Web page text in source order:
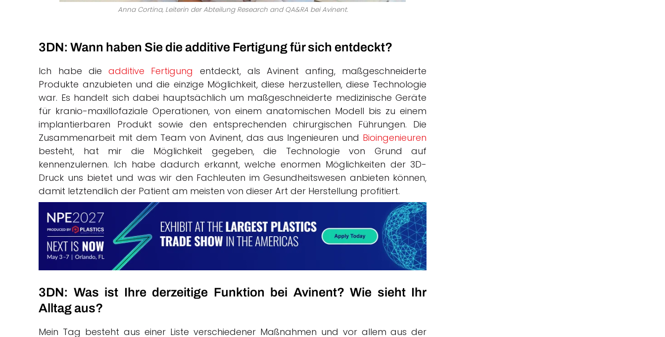
Anna Cortina, Leiterin der Abteilung Research and QA&RA bei Avinent.
3DN: Wann haben Sie die additive Fertigung für sich entdeckt?
Ich habe dieadditive Fertigung entdeckt, als Avinent anfing, maßgeschneiderte
Produkte anzubieten und die einzige Möglichkeit, diese herzustellen, diese Technologie
war. Es handelt sich dabei hauptsächlich um maßgeschneiderte medizinische Geräte
für kranio-maxillofaziale Operationen, von einem anatomischen Modell bis zu einem
implantierbaren Produkt sowie den entsprechenden chirurgischen Führungen. Die
Zusammenarbeit mit dem Team von Avinent, das aus Ingenieuren und Bioingenieuren
besteht, hat mir die Möglichkeit gegeben, die Technologie von Grund auf
kennenzulernen. Ich habe dadurch erkannt, welche enormen Möglichkeiten der 3D-
Druck uns bietet und was wir den Fachleuten im Gesundheitswesen anbieten können,
damit letztendlich der Patient am meisten von dieser Art der Herstellung profitiert.
3DN: Was ist Ihre derzeitige Funktion bei Avinent? Wie sieht Ihr
Alltag aus?
Mein Tag besteht aus einer Liste verschiedener Maßnahmen und vor allem aus der